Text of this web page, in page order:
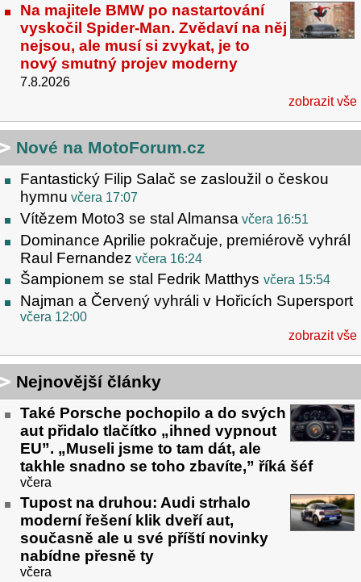
Na majitele BMW po nastartování
vyskočil Spider-Man. Zvědaví na něj
nejsou, ale musí si zvykat, je to
nový smutný projev moderny
7.8.2026
zobrazit vše
Nové na MotoForum.cz
Fantastický Filip Salač se zasloužil o českou
hymnu včera 17:07
Vítězem Moto3 se stal Almansa včera 16:51
Dominance Aprilie pokračuje, premiérově vyhrál
Raul Fernandez včera 16:24
Šampionem se stal Fedrik Matthys včera 15:54
Najman a Červený vyhráli v Hořicích Supersport
včera 12:00
zobrazit vše
Nejnovější články
Také Porsche pochopilo a do svých
aut přidalo tlačítko „ihned vypnout
EU”. „Museli jsme to tam dát, ale
takhle snadno se toho zbavíte,” říká šéf
včera
Tupost na druhou: Audi strhalo
moderní řešení klik dveří aut,
současně ale u své příští novinky
nabídne přesně ty
včera